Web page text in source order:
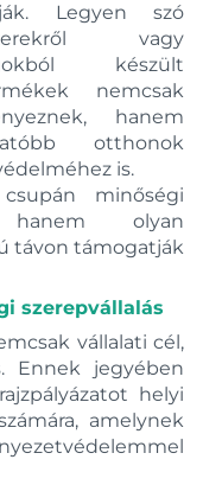
Legyen szó
vagy
készült
nemcsak
hanem
otthonok
is.
minőségi
hanem olyan
távon támogatják
szerepvállalás
vállalati cél,
Ennek jegyében
helyi
amelynek